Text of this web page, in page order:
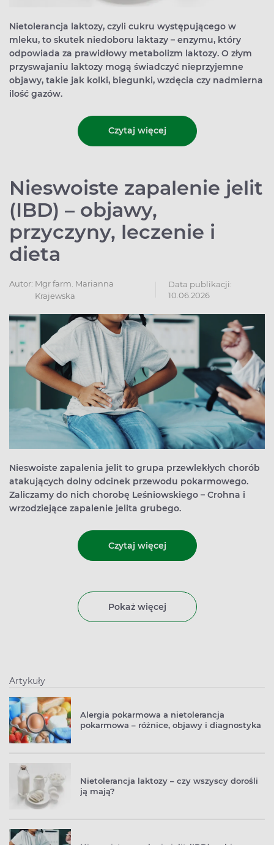
Nietolerancja laktozy, czyli cukru występującego w
mleku, to skutek niedoboru laktazy – enzymu, który
odpowiada za prawidłowy metabolizm laktozy. O złym
przyswajaniu laktozy mogą świadczyć nieprzyjemne
objawy, takie jak kolki, biegunki, wzdęcia czy nadmierna
ilość gazów.
Czytaj więcej
Nieswoiste zapalenie jelit
(IBD) – objawy,
przyczyny, leczenie i
dieta
Autor: Mgr farm. Marianna
Krajewska
Data publikacji:
10.06.2026
Nieswoiste zapalenia jelit to grupa przewlekłych chorób
atakujących dolny odcinek przewodu pokarmowego.
Zaliczamy do nich chorobę Leśniowskiego – Crohna i
wrzodziejące zapalenie jelita grubego.
Czytaj więcej
Pokaż więcej
Artykuły
Alergia pokarmowa a nietolerancja
pokarmowa – różnice, objawy i diagnostyka
Nietolerancja laktozy – czy wszyscy dorośli
ją mają?